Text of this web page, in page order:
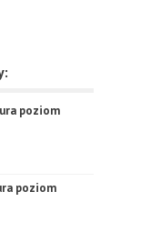
poziom
poziom